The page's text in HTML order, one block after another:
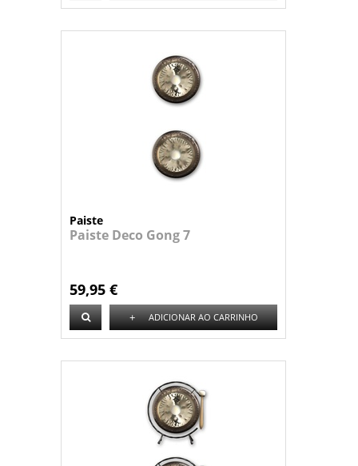
Paiste
Paiste Deco Gong 7
59,95 €
+ ADICIONAR AO CARRINHO